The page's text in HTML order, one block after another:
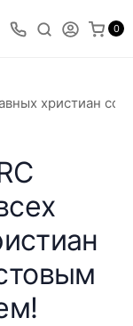
0
христиан